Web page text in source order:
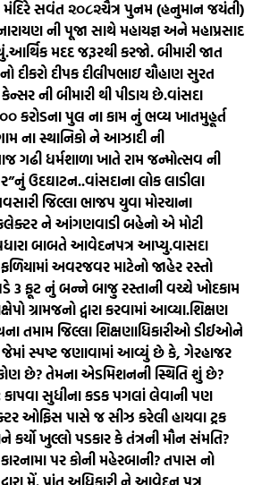
મંદિરે સવંત ‌‌૨૦૮૨ચૈત્ર‌ પુનમ (હનુમાન જયંતી)
ની પૂજા સાથે મહાયજ્ઞ અને મહાપ્રસાદ
આર્થિક મદદ જરૂરથી કરજો. બીમારી જાત
દીકરો દીપક દીલીપભાઇ ચૌહાણ સુરત
ની બીમારી થી પીડાય છે.વાંસદા
કરોડના પુલ ના કામ નું ભવ્ય ખાતમુહૂર્ત
ના સ્થાનિકો ને આઝાદી ની
ગઢી ધર્મશાળા ખાતે રામ જન્મોત્સવ ની
ઉદઘાટન..વાંસદાના લોક લાડીલા
જિલ્લા ભાજપ યુવા મોરચાના
ને આંગણવાડી બહેનો એ મોટી
વધારા બાબતે આવેદનપત્ર આપ્યુ.વાસદા
અવરજવર માટેનો જાહેર રસ્તો
3 ફૂટ નું બન્ને બાજુ રસ્તાની વચ્ચે ખોદકામ
ગ્રામજનો દ્વારા કરવામાં આવ્યા.શિક્ષણ
તમામ જિલ્લા શિક્ષણાધિકારીઓ ડીઈઓને
જેમાં સ્પષ્ટ જણાવામાં આવ્યું છે કે, ગેરહાજર
છે? તેમના એડમિશનની સ્થિતિ શું છે?
કાપવા સુધીના કડક પગલાં લેવાની પણ
ઓફિસ પાસે જ સીઝ કરેલી હાયવા ટ્રક
કર્યો ખુલ્લો પડકાર કે તંત્રની મૌન સંમતિ?
પર કોની મહેરબાની? તપાસ નો